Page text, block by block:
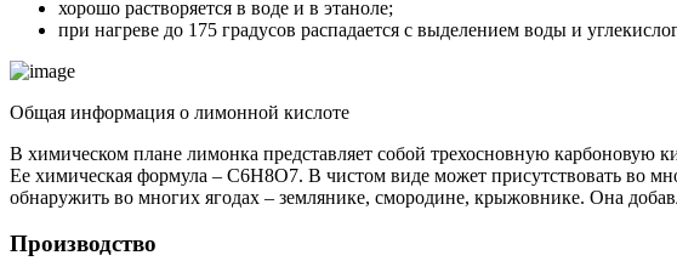
хорошо растворяется в воде и в этаноле;
при нагреве до 175 градусов распадается с выделением воды и
Общая информация о лимонной кислоте
В химическом плане лимонка представляет собой трехосновную карбоновую
Ее химическая формула – C6H8O7. В чистом виде может присутствовать во
обнаружить во многих ягодах – землянике, смородине, крыжовнике. Она
Производство